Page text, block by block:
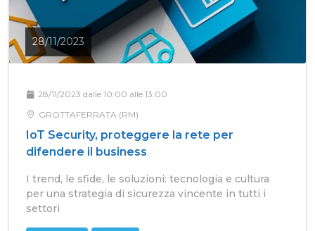
28/11/2023
28/11/2023 dalle 10:00 alle 13:00
GROTTAFERRATA (RM)
IoT Security, proteggere la rete per
difendere il business
I trend, le sfide, le soluzioni: tecnologia e cultura
per una strategia di sicurezza vincente in tutti i
settori